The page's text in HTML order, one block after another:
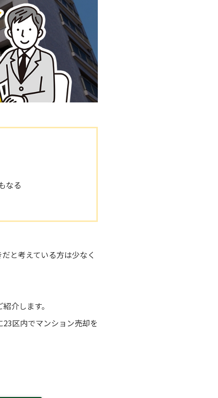
なる
と考えている方は少なく
介します。
区内でマンション売却を